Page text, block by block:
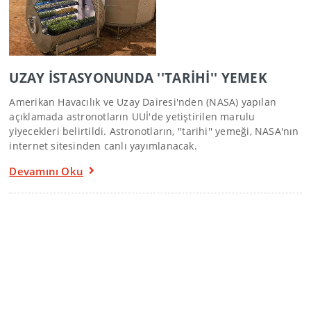
UZAY İSTASYONUNDA ''TARİHİ'' YEMEK
Amerikan Havacılık ve Uzay Dairesi'nden (NASA) yapılan
açıklamada astronotların UUİ'de yetiştirilen marulu
yiyecekleri belirtildi. Astronotların, ''tarihi'' yemeği, NASA'nın
internet sitesinden canlı yayımlanacak.
Devamını Oku